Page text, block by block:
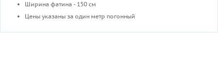
Ширина фатина - 150 см
Цены указаны за один метр погонный